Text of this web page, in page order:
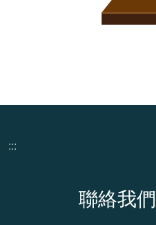
:::
頁尾資訊
聯絡我們